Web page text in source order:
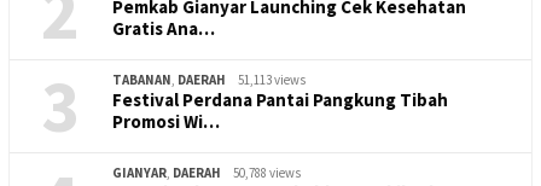
Pemkab Gianyar Launching Cek Kesehatan
Gratis Ana…
3 TABANAN, DAERAH 51,113 views
Festival Perdana Pantai Pangkung Tibah
Promosi Wi…
GIANYAR, DAERAH 50,788 views